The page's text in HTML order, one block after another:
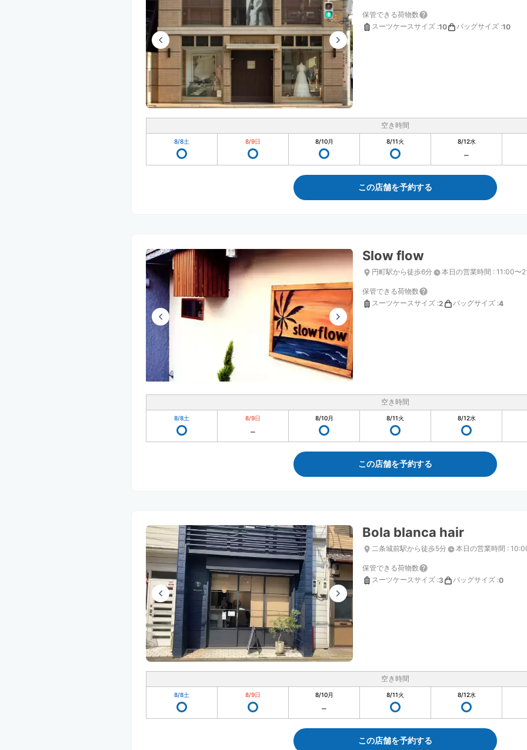
保管できる荷物数
スーツケースサイズ :10 バッグサイズ :10
空き時間
8/8土 8/9日 8/10月 8/11火 8/12水
この店舗を予約する
Slow flow
円町駅から徒歩6分 本日の営業時間 : 11:00〜
保管できる荷物数
スーツケースサイズ :2 バッグサイズ :4
空き時間
8/8土 8/9日 8/10月 8/11火 8/12水
この店舗を予約する
Bola blanca hair
二条城前駅から徒歩5分 本日の営業時間 :
保管できる荷物数
スーツケースサイズ :3 バッグサイズ :0
空き時間
8/8土 8/9日 8/10月 8/11火 8/12水
この店舗を予約する